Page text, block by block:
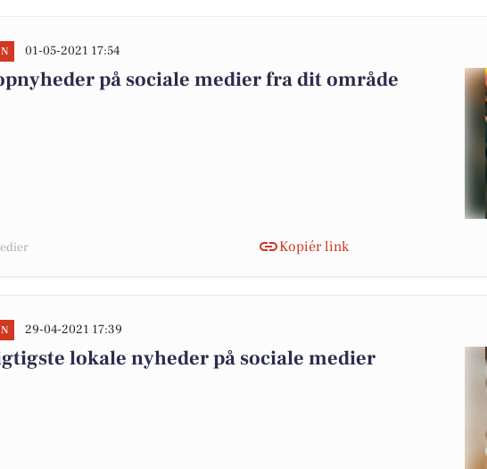
01-05-2021 17:54
på sociale medier fra dit område
Kopiér link
29-04-2021 17:39
lokale nyheder på sociale medier